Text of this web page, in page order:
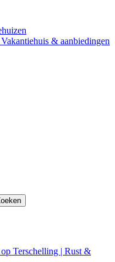
& aanbiedingen
Terschelling | Rust &